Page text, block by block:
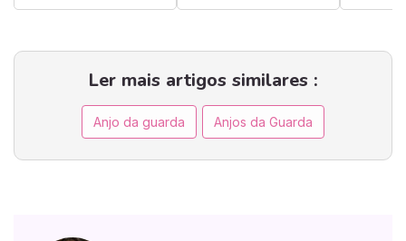
Ler mais artigos similares :
Anjo da guarda Anjos da Guarda